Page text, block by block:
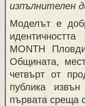
изпълнителен
Моделът е
MONTH
Общината,
четвърт от
публика
първата среща